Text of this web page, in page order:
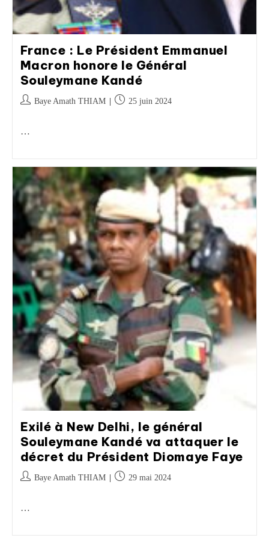
France : Le Président Emmanuel
Macron honore le Général
Souleymane Kandé
Baye Amath THIAM 25 juin 2024
…
Exilé à New Delhi, le général
Souleymane Kandé va attaquer le
décret du Président Diomaye Faye
Baye Amath THIAM 29 mai 2024
…